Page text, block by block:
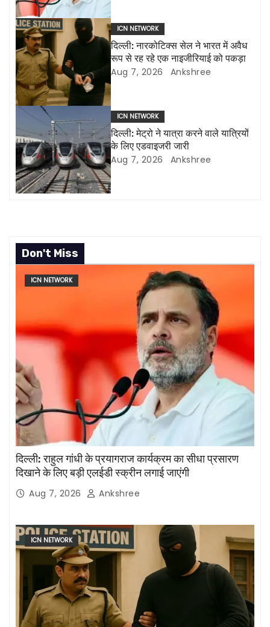
i
g
a
t
o
n
ICN NETWORK
दिल्ली: नारकोटिक्स सेल ने भारत में अवैध
रूप से रह रहे एक नाइजीरियाई को पकड़ा
Aug 7, 2026 Ankshree
ICN NETWORK
दिल्ली: मेट्रो ने यात्रा करने वाले यात्रियों
के लिए एडवाइजरी जारी
Aug 7, 2026 Ankshree
Don't Miss
ICN NETWORK
दिल्ली: राहुल गांधी के प्रयागराज कार्यक्रम का सीधा प्रसारण
दिखाने के लिए बड़ी एलईडी स्क्रीन लगाई जाएंगी
Aug 7, 2026 Ankshree
ICN NETWORK